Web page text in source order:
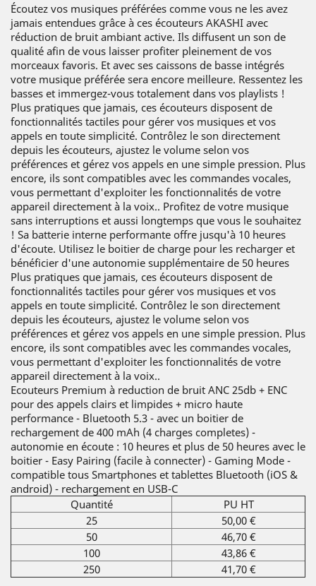
Écoutez vos musiques préférées comme vous ne les avez
jamais entendues grâce à ces écouteurs AKASHI avec
réduction de bruit ambiant active. Ils diffusent un son de
qualité afin de vous laisser profiter pleinement de vos
morceaux favoris. Et avec ses caissons de basse intégrés
votre musique préférée sera encore meilleure. Ressentez les
basses et immergez-vous totalement dans vos playlists !
Plus pratiques que jamais, ces écouteurs disposent de
fonctionnalités tactiles pour gérer vos musiques et vos
appels en toute simplicité. Contrôlez le son directement
depuis les écouteurs, ajustez le volume selon vos
préférences et gérez vos appels en une simple pression. Plus
encore, ils sont compatibles avec les commandes vocales,
vous permettant d'exploiter les fonctionnalités de votre
appareil directement à la voix.. Profitez de votre musique
sans interruptions et aussi longtemps que vous le souhaitez
! Sa batterie interne performante offre jusqu'à 10 heures
d'écoute. Utilisez le boitier de charge pour les recharger et
bénéficier d'une autonomie supplémentaire de 50 heures
Plus pratiques que jamais, ces écouteurs disposent de
fonctionnalités tactiles pour gérer vos musiques et vos
appels en toute simplicité. Contrôlez le son directement
depuis les écouteurs, ajustez le volume selon vos
préférences et gérez vos appels en une simple pression. Plus
encore, ils sont compatibles avec les commandes vocales,
vous permettant d'exploiter les fonctionnalités de votre
appareil directement à la voix..
Ecouteurs Premium à reduction de bruit ANC 25db + ENC
pour des appels clairs et limpides + micro haute
performance - Bluetooth 5.3 - avec un boitier de
rechargement de 400 mAh (4 charges completes) -
autonomie en écoute : 10 heures et plus de 50 heures avec le
boitier - Easy Pairing (facile à connecter) - Gaming Mode -
compatible tous Smartphones et tablettes Bluetooth (iOS &
android) - rechargement en USB-C
Quantité
PU HT
25
50,00 €
50
46,70 €
100
43,86 €
250
41,70 €